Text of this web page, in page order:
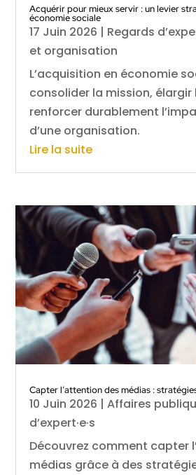
Acquérir pour mieux servir : un levier
économie sociale
17 Juin 2026 | Regards
et organisation
L’acquisition en économie
consolider la mission, élargir
renforcer durablement
d’une organisation.
Lire la suite
Capter l’attention des médias :
10 Juin 2026 |Affaires
d’expert·e·s
Découvrez comment capter
médias grâce à des